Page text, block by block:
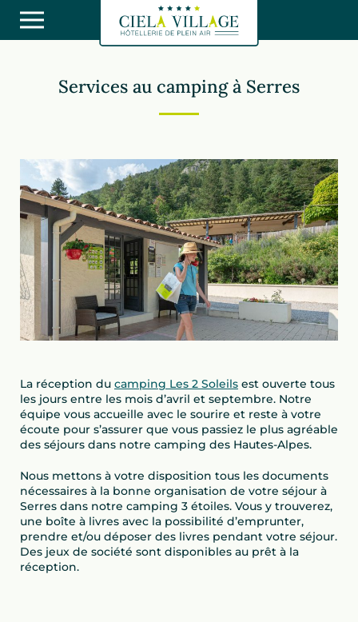
Services au camping à Serres
La réception du camping Les 2 Soleils est ouverte tous
les jours entre les mois d’avril et septembre. Notre
équipe vous accueille avec le sourire et reste à votre
écoute pour s’assurer que vous passiez le plus agréable
des séjours dans notre camping des Hautes-Alpes.
Nous mettons à votre disposition tous les documents
nécessaires à la bonne organisation de votre séjour à
Serres dans notre camping 3 étoiles. Vous y trouverez,
une boîte à livres avec la possibilité d’emprunter,
prendre et/ou déposer des livres pendant votre séjour.
Des jeux de société sont disponibles au prêt à la
réception.